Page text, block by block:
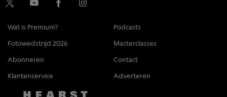
Wat is Premium?
Podcasts
Fotowedstrijd 2026
Masterclasses
Abonneren
Contact
Klantenservice
Adverteren